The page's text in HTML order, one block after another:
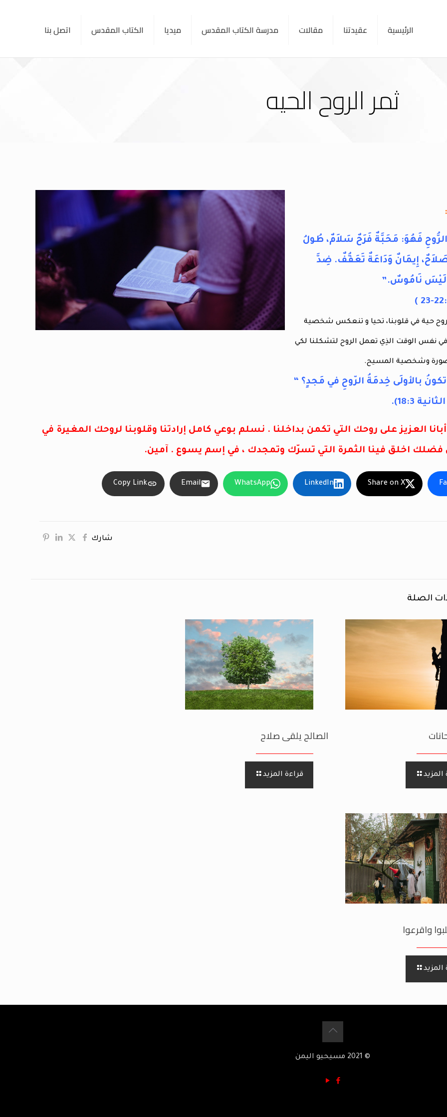
الرئيسية عقيدتنا مقالات مدرسة الكتاب المقدس ميديا الكتاب المقدس اتصل بنا
ثمر الروح الحيه
الرُّوحِ فَهُوَ: مَحَبَّةٌ فَرَحٌ سَلاَمٌ، طُولُ
إِيمَانٌ وَدَاعَةٌ تَعَفُّفٌ. ضِدَّ
لَيْسَ نَامُوسٌ.”
حية في قلوبنا، تحيا و تنعكس شخصية
في نفس الوقت الذِي تعمل الروح لتشكلنا لكي
وشخصية المسيح.
بالأولَى خِدمَةُ الرّوحِ في مَجدٍ؟ “
18:3).
العزيز على روحك التي تكمن بداخلنا . نسلم بوعي كامل إرادتنا وقلوبنا لروحك المغيرة في
فضلك اخلق فينا الثمرة التي تسرّك وتمجدك ، في إسم يسوع . آمين.
Share on X
LinkedIn
WhatsApp
Email
Copy Link
شارك
الصلة
المزيد
الصالح يلقى صلاح
قراءة المزيد
واقرعوا
المزيد
© 2021 مسيحيو اليمن